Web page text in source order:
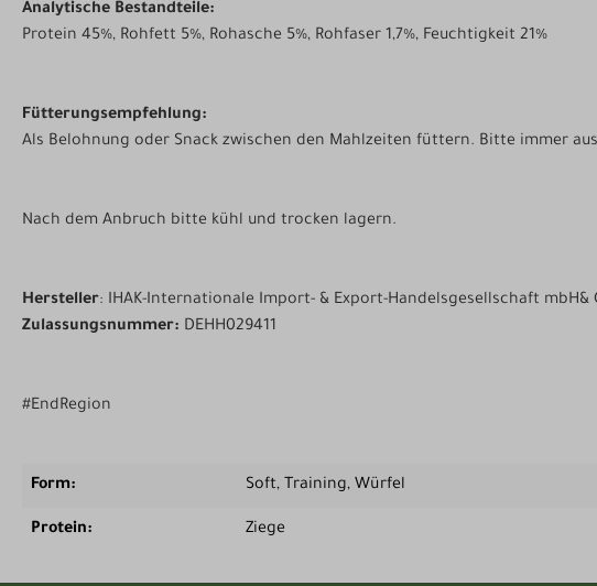
Analytische Bestandteile:
Protein 45%, Rohfett 5%, Rohasche 5%, Rohfaser 1,7%, Feuchtigkeit 21%
Fütterungsempfehlung:
Als Belohnung oder Snack zwischen den Mahlzeiten füttern. Bitte immer
Nach dem Anbruch bitte kühl und trocken lagern.
Hersteller: IHAK-Internationale Import- & Export-Handelsgesellschaft mbH&
Zulassungsnummer: DEHH029411
#EndRegion
Form: Soft, Training, Würfel
Protein: Ziege